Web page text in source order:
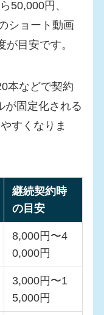
50,000円、
ショート動画
目安です。
本などで契約
が固定化される
すくなりま
継続契約時
の目安
8,000円〜4
0,000円
3,000円〜1
5,000円